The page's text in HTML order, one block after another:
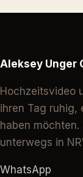
Aleksey Unger
Hochzeitsvideo
ihren Tag ruhig,
haben
unterwegs in
WhatsApp